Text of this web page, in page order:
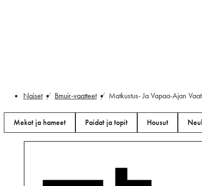
Naiset Bmuir-vaatteet Matkustus- Ja Vapaa-Ajan
Mekot ja hameet Paidat ja topit Housut